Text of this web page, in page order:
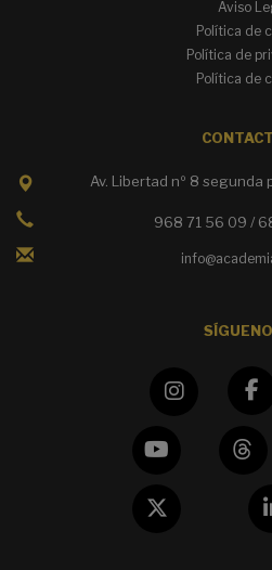
Aviso
Política de
Política de
Política de
Av. Libertad nº 8
968 71 56 09 /